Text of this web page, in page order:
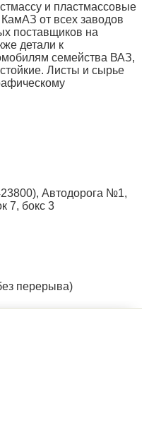
и пластмассовые
от всех заводов
поставщиков на
детали к
семейства ВАЗ,
Листы и сырье
), Автодорога №1,
7, бокс 3
перерыва)